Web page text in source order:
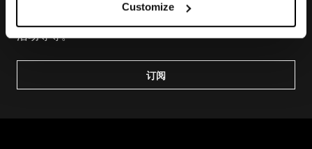
Customize
活动等等。
订阅